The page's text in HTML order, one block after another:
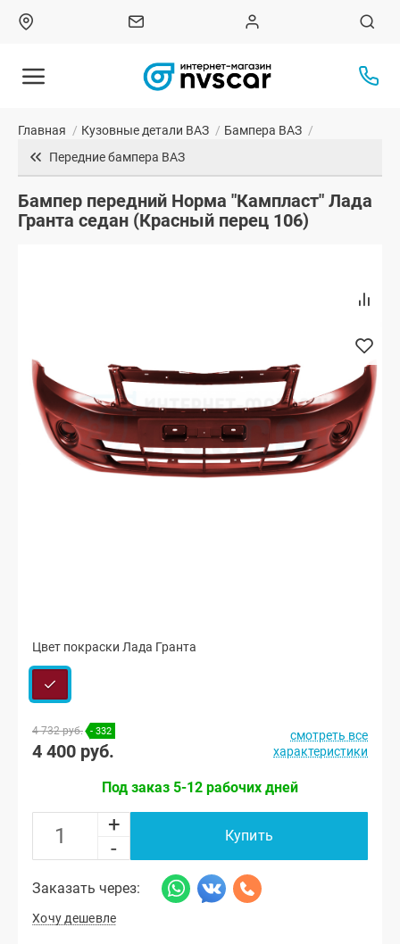
Главная / Кузовные детали ВАЗ / Бампера ВАЗ /
Передние бампера ВАЗ
Бампер передний Норма "Кампласт" Лада
Гранта седан (Красный перец 106)
Цвет покраски Лада Гранта
4 732 руб. - 332
4 400 руб.
смотреть все
характеристики
Под заказ 5-12 рабочих дней
+
-
Купить
Заказать через:
Хочу дешевле